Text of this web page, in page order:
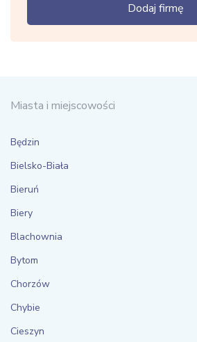
Dodaj firmę
Miasta i miejscowości
Będzin
Bielsko-Biała
Bieruń
Biery
Blachownia
Bytom
Chorzów
Chybie
Cieszyn